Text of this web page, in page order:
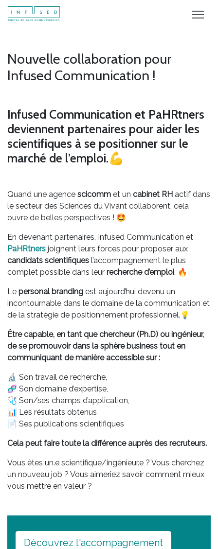
Nouvelle collaboration pour
Infused Communication !
Infused Communication et PaHRtners
deviennent partenaires pour aider les
scientifiques à se positionner sur le
marché de l’emploi.💪
Quand une agence scicomm et un cabinet RH actif dans
le secteur des Sciences du Vivant collaborent, cela
ouvre de belles perspectives ! 🤩
En devenant partenaires, Infused Communication et
PaHRtners joignent leurs forces pour proposer aux
candidats scientifiques l’accompagnement le plus
complet possible dans leur recherche d’emploi. 🔥
Le personal branding est aujourd’hui devenu un
incontournable dans le domaine de la communication et
de la stratégie de positionnement professionnel.💡
Être capable, en tant que chercheur (Ph.D) ou ingénieur,
de se promouvoir dans la sphère business tout en
communiquant de manière accessible sur :
🔬 Son travail de recherche,
🧬 Son domaine d’expertise,
🩺 Son/ses champs d’application,
📊 Les résultats obtenus
📄 Ses publications scientifiques
Cela peut faire toute la différence auprès des recruteurs.
Vous êtes un.e scientifique/ingénieur.e ? Vous cherchez
un nouveau job ? Vous aimeriez savoir comment mieux
vous mettre en valeur ?
Découvrez l'accompagnement